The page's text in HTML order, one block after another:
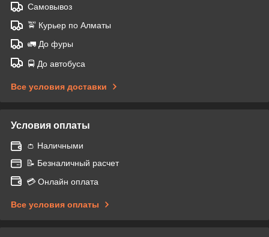
Самовывоз
🚖 Курьер по Алматы
🚛 До фуры
🚍 До автобуса
Все условия доставки
Условия оплаты
👛 Наличными
📝 Безналичный расчет
💳 Онлайн оплата
Все условия оплаты